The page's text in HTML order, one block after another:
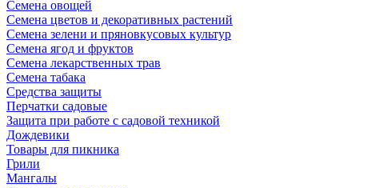
Семена овощей
Семена цветов и декоративных растений
Семена зелени и пряновкусовых культур
Семена ягод и фруктов
Семена лекарственных трав
Семена табака
Средства защиты
Перчатки садовые
Защита при работе с садовой техникой
Дождевики
Товары для пикника
Грили
Мангалы